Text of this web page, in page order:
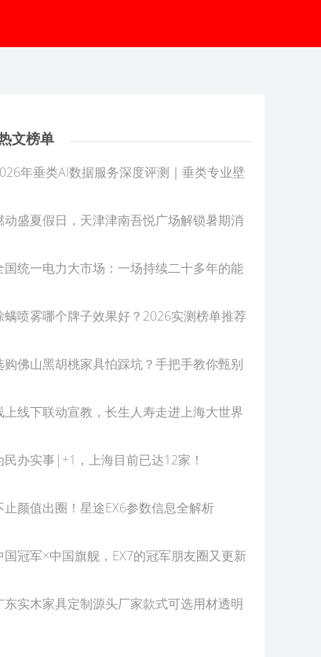
文榜单
年垂类AI数据服务深度评测｜垂类专业壁
动盛夏假日，天津津南吾悦广场解锁暑期消
国统一电力大市场：一场持续二十多年的能
螨喷雾哪个牌子效果好？2026实测榜单推荐
购佛山黑胡桃家具怕踩坑？手把手教你甄别
上线下联动宣教，长生人寿走进上海大世界
民办实事|+1，上海目前已达12家！
止颜值出圈！星途EX6参数信息全解析
国冠军×中国旗舰，EX7的冠军朋友圈又更新
东实木家具定制源头厂家款式可选用材透明